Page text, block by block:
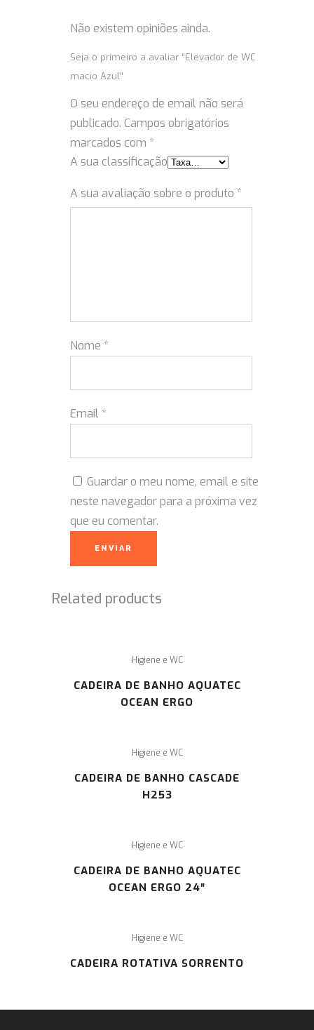
Não existem opiniões ainda.
Seja o primeiro a avaliar “Elevador de WC
macio Azul”
O seu endereço de email não será
publicado. Campos obrigatórios
marcados com *
A sua classificação
A sua avaliação sobre o produto *
Nome *
Email *
Guardar o meu nome, email e site
neste navegador para a próxima vez
que eu comentar.
Related products
Higiene e WC
CADEIRA DE BANHO AQUATEC
OCEAN ERGO
Higiene e WC
CADEIRA DE BANHO CASCADE
H253
Higiene e WC
CADEIRA DE BANHO AQUATEC
OCEAN ERGO 24″
Higiene e WC
CADEIRA ROTATIVA SORRENTO